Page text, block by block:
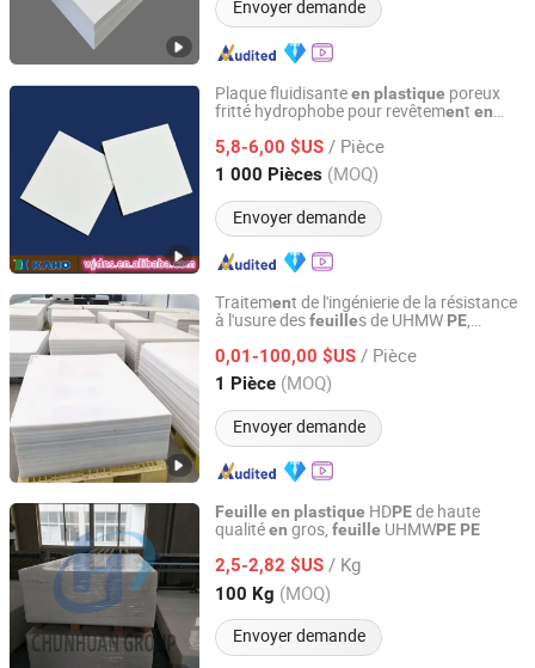
Envoyer demande
Plaque fluidisanteen plastique poreux
fritté hydrophobe pour revêtement en
5,8-6,00 $US / Pièce
1 000 Pièces (MOQ)
Envoyer demande
Suzhou KAHO Polymer Technology Co., Ltd.
Jiangsu, China Depuis 2014
Traitement de l'ingénierie de la résistance
à l'usure desfeuilles de UHMW PE,
plastique engros
0,01-100,00 $US / Pièce
1 Pièce (MOQ)
Envoyer demande
Nanjing Gubai Rubber & Plastic Co., Ltd.
Jiangsu, China Depuis 2024
Feuille en plastique HDPEde haute
qualitéen gros, feuille UHMWPE PE
2,5-2,82 $US / Kg
100 Kg (MOQ)
Envoyer demande
Zhenjiang Chunhuan Sealing Materials Co., Ltd. (Group)
Jiangsu, China Depuis 2007